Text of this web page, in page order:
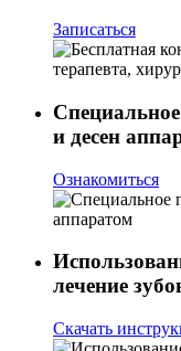
Записаться
и десен
Ознакомиться
лечение
Скачать